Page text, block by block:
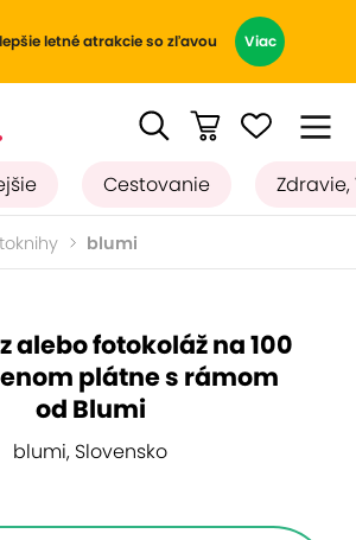
letné atrakcie so zľavou Viac
Cestovanie Zdravie,
blumi
alebo fotokoláž na 100
plátne s rámom
od Blumi
blumi, Slovensko